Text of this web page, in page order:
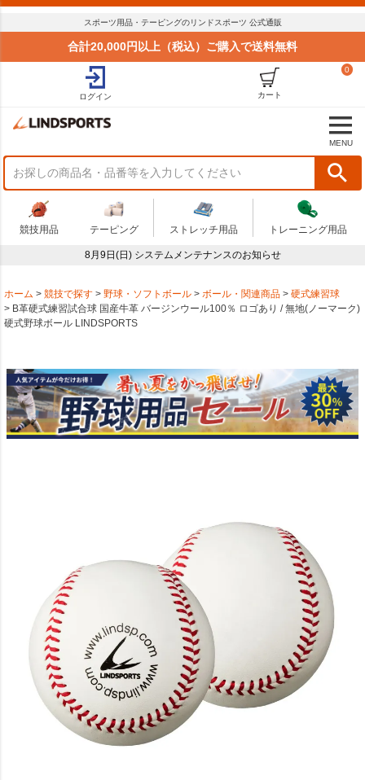
スポーツ用品・テーピングのリンドスポーツ 公式通販
合計20,000円以上（税込）ご購入で送料無料
ログイン
0
カート
MENU
競技用品 テーピング ストレッチ用品 トレーニング用品
8月9日(日) システムメンテナンスのお知らせ
ホーム 競技で探す 野球・ソフトボール ボール・関連商品
硬式練習球
B革硬式練習試合球 国産牛革 バージンウール100％ ロゴあり / 無地(ノーマーク)
硬式野球ボール LINDSPORTS